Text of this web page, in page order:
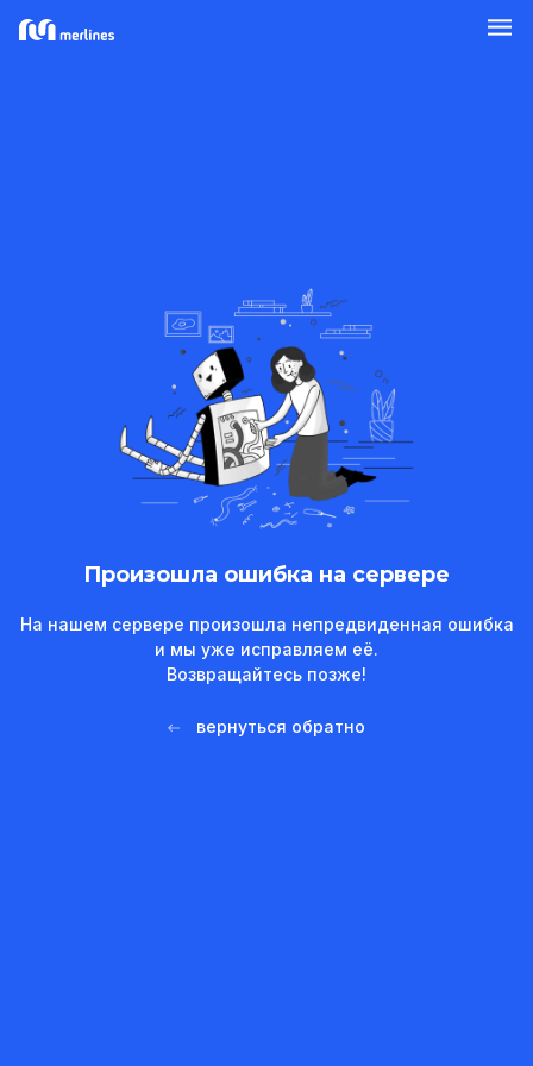
Произошла ошибка на сервере
На нашем сервере произошла непредвиденная ошибка
и мы уже исправляем её.
Возвращайтесь позже!
вернуться обратно